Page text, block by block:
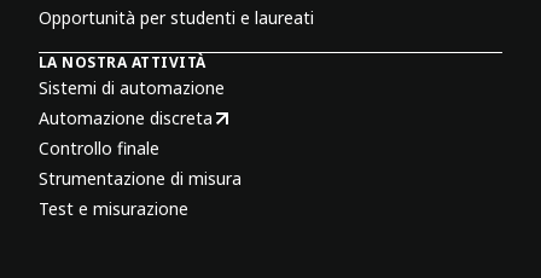
Opportunità per studenti e laureati
LA NOSTRA ATTIVITÀ
Sistemi di automazione
Automazione discreta
Controllo finale
Strumentazione di misura
Test e misurazione